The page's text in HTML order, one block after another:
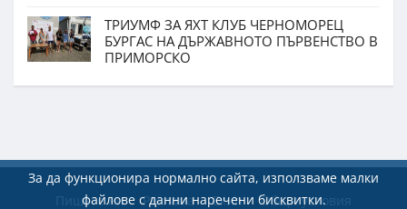
ТРИУМФ ЗА ЯХТ КЛУБ ЧЕРНОМОРЕЦ
БУРГАС НА ДЪРЖАВНОТО ПЪРВЕНСТВО В
ПРИМОРСКО
За да функционира нормално сайта, използваме малки
файлове с данни наречени бисквитки.
Пишете ни Реклама Екип Общи условия